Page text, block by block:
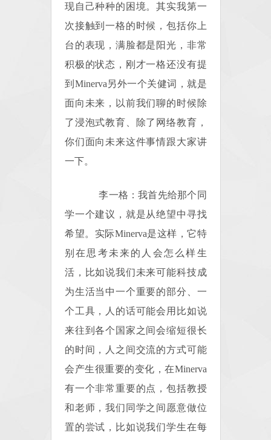
现自己种种的困境。其实我第一
次接触到一格的时候，包括你上
台的表现，满脸都是阳光，非常
积极的状态，刚才一格还没有提
到Minerva另外一个关健词，就是
面向未来，以前我们聊的时候除
了浸泡式教育、除了网络教育，
你们面向未来这件事情跟大家讲
一下。
李一格：我首先给那个同
学一个建议，就是从绝望中寻找
希望。实际Minerva是这样，它特
别在思考未来的人会怎么样生
活，比如说我们未来可能科技成
为生活当中一个重要的部分、一
个工具，人的话可能会用比如说
来往到各个国家之间会缩短很长
的时间，人之间交流的方式可能
会产生很重要的变化，在Minerva
有一个非常重要的点，包括教授
和老师，我们同学之间愿意做位
置的尝试，比如说我们学生在每